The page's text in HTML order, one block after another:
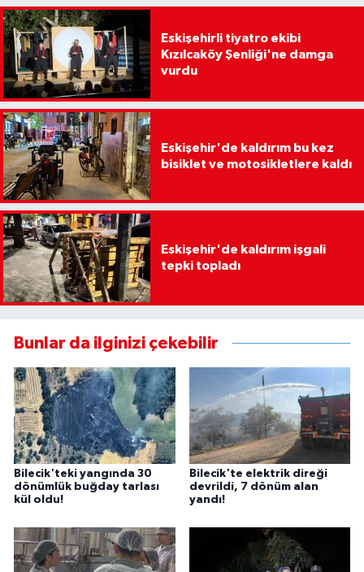
Eskişehirli tiyatro ekibi
Kızılcaköy Şenliği'ne damga
vurdu
Eskişehir'de kaldırım bu kez
bisiklet ve motosikletlere kaldı
Eskişehir'de kaldırım işgali
tepki topladı
Bunlar da ilginizi çekebilir
Bilecik'teki yangında 30
dönümlük buğday tarlası
kül oldu!
Bilecik'te elektrik direği
devrildi, 7 dönüm alan
yandı!